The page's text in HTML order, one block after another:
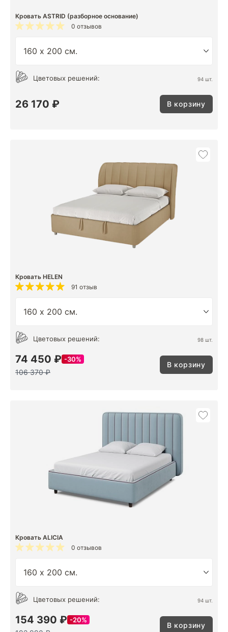
Кровать ASTRID (разборное основание)
0 отзывов
Цветовых решений: 94 шт.
26 170 ₽ В корзину
Кровать HELEN
91 отзыв
Цветовых решений: 98 шт.
74 450 ₽ 30%
106 370 ₽
В корзину
Кровать ALICIA
0 отзывов
Цветовых решений: 94 шт.
154 390 ₽ 20%
В корзину